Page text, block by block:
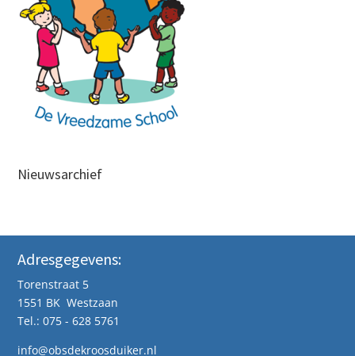
Nieuwsarchief
Adresgegevens:
Torenstraat 5
1551 BK Westzaan
Tel.: 075 - 628 5761
info@obsdekroosduiker.nl